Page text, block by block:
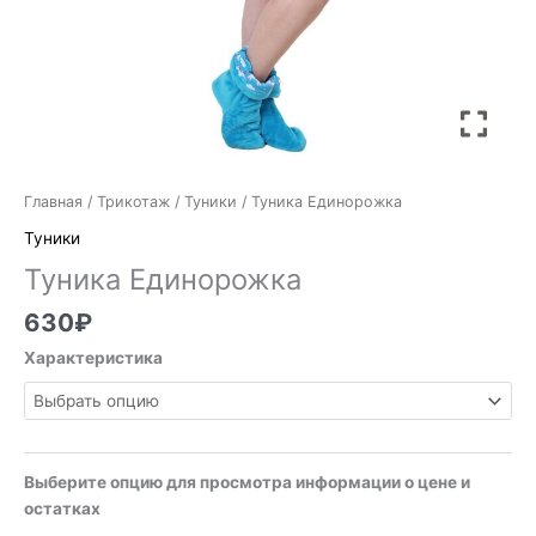
Главная / Трикотаж / Туники / Туника Единорожка
Туники
Туника Единорожка
630₽
Характеристика
Выберите опцию для просмотра информации о цене и
остатках